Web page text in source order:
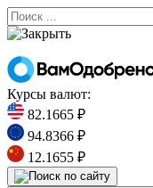
Курсы валют:
82.1665 ₽
94.8366 ₽
12.1655 ₽